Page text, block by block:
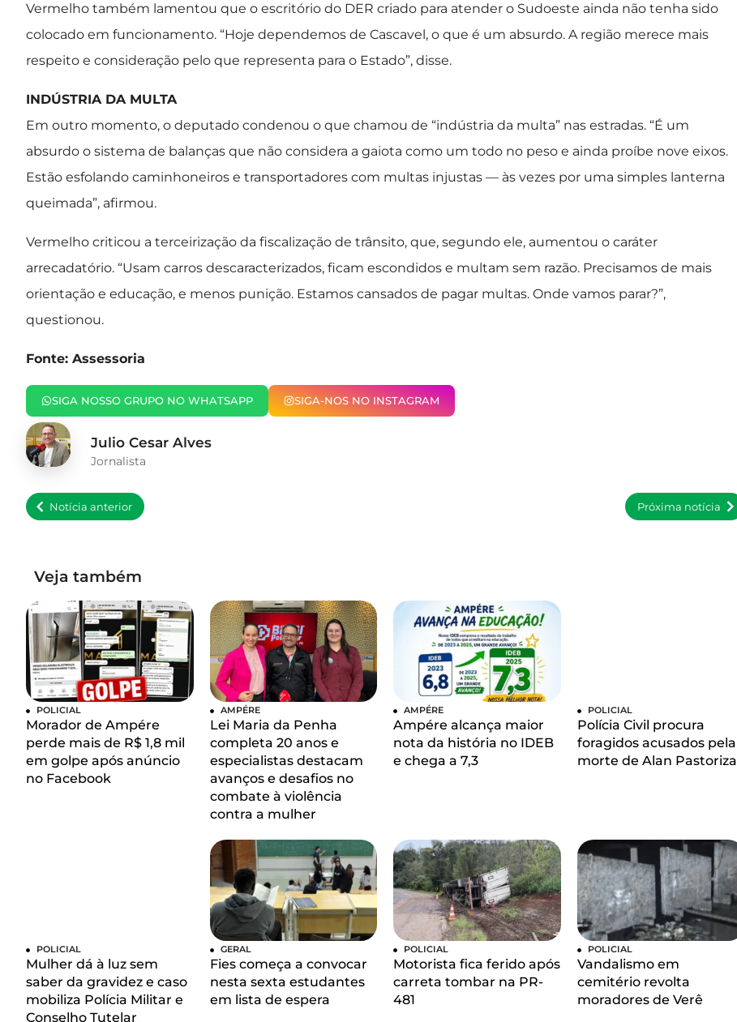
Vermelho também lamentou que o escritório do DER criado para atender o Sudoeste ainda não tenha sido
colocado em funcionamento. “Hoje dependemos de Cascavel, o que é um absurdo. A região merece mais
respeito e consideração pelo que representa para o Estado”, disse.
INDÚSTRIA DA MULTA
Em outro momento, o deputado condenou o que chamou de “indústria da multa” nas estradas. “É um
absurdo o sistema de balanças que não considera a gaiota como um todo no peso e ainda proíbe nove eixos.
Estão esfolando caminhoneiros e transportadores com multas injustas — às vezes por uma simples lanterna
queimada”, afirmou.
Vermelho criticou a terceirização da fiscalização de trânsito, que, segundo ele, aumentou o caráter
arrecadatório. “Usam carros descaracterizados, ficam escondidos e multam sem razão. Precisamos de mais
orientação e educação, e menos punição. Estamos cansados de pagar multas. Onde vamos parar?”,
questionou.
Fonte: Assessoria
SIGA NOSSO GRUPO NO WHATSAPP SIGA-NOS NO INSTAGRAM
Julio Cesar Alves
Jornalista
Notícia anterior Próxima notícia
Veja também
POLICIAL
Morador de Ampére
perde mais de R$ 1,8 mil
em golpe após anúncio
no Facebook
AMPÉRE
Lei Maria da Penha
completa 20 anos e
especialistas destacam
avanços e desafios no
combate à violência
contra a mulher
AMPÉRE
Ampére alcança maior
nota da história no IDEB
e chega a 7,3
POLICIAL
Polícia Civil procura
foragidos acusados pela
morte de Alan Pastoriza
POLICIAL
Mulher dá à luz sem
saber da gravidez e caso
mobiliza Polícia Militar e
Conselho Tutelar
GERAL
Fies começa a convocar
nesta sexta estudantes
em lista de espera
POLICIAL
Motorista fica ferido após
carreta tombar na PR-
481
POLICIAL
Vandalismo em
cemitério revolta
moradores de Verê